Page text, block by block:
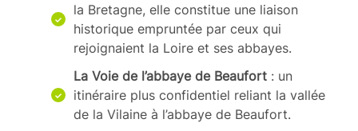
la Bretagne, elle constitue une liaison
historique empruntée par ceux qui
rejoignaient la Loire et ses abbayes.
La Voie de l’abbaye de Beaufort : un
itinéraire plus confidentiel reliant la vallée
de la Vilaine à l’abbaye de Beaufort.